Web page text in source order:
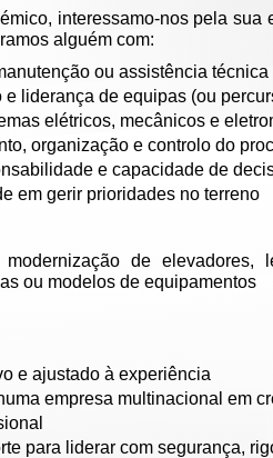
interessamo-nos pela
alguém com:
ou assistência
liderança de equipas (ou
elétricos, mecânicos e
organização e controlo do
e capacidade de
em gerir prioridades no terreno
de elevadores,
ou modelos de equipamentos
e ajustado à experiência
empresa multinacional em
para liderar com segurança,